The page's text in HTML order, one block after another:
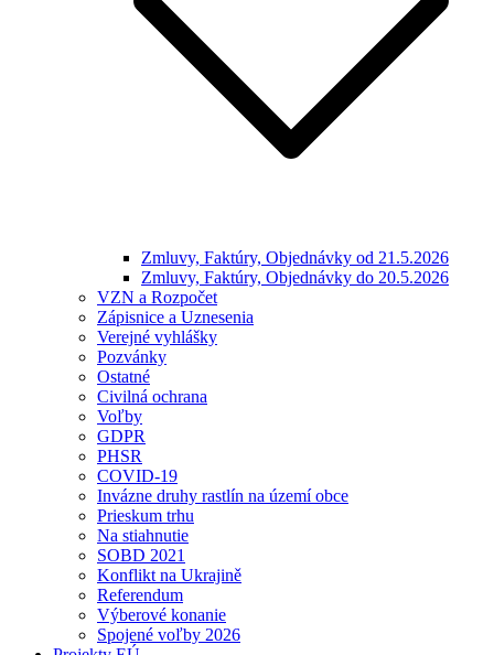
Zmluvy, Faktúry, Objednávky od 21.5.2026
Zmluvy, Faktúry, Objednávky do 20.5.2026
VZN a Rozpočet
Zápisnice a Uznesenia
Verejné vyhlášky
Pozvánky
Ostatné
Civilná ochrana
Voľby
GDPR
PHSR
COVID-19
Invázne druhy rastlín na území obce
Prieskum trhu
Na stiahnutie
SOBD 2021
Konflikt na Ukrajině
Referendum
Výberové konanie
Spojené voľby 2026